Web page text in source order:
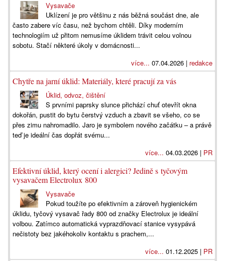
Vysavače
Uklízení je pro většinu z nás běžná součást dne, ale
často zabere víc času, než bychom chtěli. Díky moderním
technologiím už přitom nemusíme úklidem trávit celou volnou
sobotu. Stačí některé úkoly v domácnosti...
více... 07.04.2026 | redakce
Chytře na jarní úklid: Materiály, které pracují za vás
Úklid, odvoz, čištění
S prvními paprsky slunce přichází chuť otevřít okna
dokořán, pustit do bytu čerstvý vzduch a zbavit se všeho, co se
přes zimu nahromadilo. Jaro je symbolem nového začátku – a právě
teď je ideální čas dopřát svému...
více... 04.03.2026 | PR
Efektivní úklid, který ocení i alergici? Jedině s tyčovým
vysavačem Electrolux 800
Vysavače
Pokud toužíte po efektivním a zároveň hygienickém
úklidu, tyčový vysavač řady 800 od značky Electrolux je ideální
volbou. Zatímco automatická vyprazdňovací stanice vysypává
nečistoty bez jakéhokoliv kontaktu s prachem,...
více... 01.12.2025 | PR